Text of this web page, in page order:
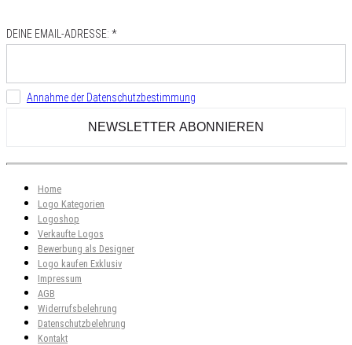
DEINE EMAIL-ADRESSE: *
Annahme der Datenschutzbestimmung
Home
Logo Kategorien
Logoshop
Verkaufte Logos
Bewerbung als Designer
Logo kaufen Exklusiv
Impressum
AGB
Widerrufsbelehrung
Datenschutzbelehrung
Kontakt